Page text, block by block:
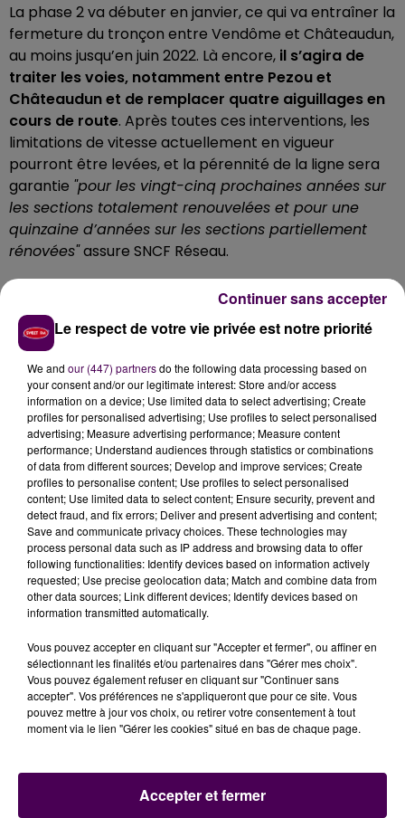
La phase 2 va débuter en janvier, ce qui va entraîner la
fermeture du tronçon entre Vendôme et Châteaudun,
au moins jusqu’en juin 2022. Là encore, il s’agira de
traiter les voies, notamment entre Pezou et
Châteaudun et de remplacer quatre aiguillages en
cours de route. Après toutes ces interventions, les
limitations de vitesse actuellement en vigueur
pourront être levées, et la pérennité de la ligne sera
garantie "pour les vingt-cinq prochaines années sur
les sections totalement renouvelées et pour une
quinzaine d’années sur les sections partiellement
rénovées"assure SNCF Réseau.
SUBSTITUTION PAR AUTOCARS POUR
LES USAGERS
Aucun train ne circulera sur cet axe jusqu’à l’été 2022.
Un plan de desserte par car sera donc mis en place
par SNCF Voyageurs entre Vendôme et Châteaudun.
Les horaires seront communiqués dans les prochains
d’arrêt, puis sur l’application SNCF Connect à partir de
janvier 2022.Pour rallier Vendôme et Tours, deux
trains allers-retours seront remis en circulation
janvier au 1er juillet 2022.
FRANCE ET LA TOURAINE
Le respect de votre vie privée est notre priorité
We and our (447) partnersdo the following data processing based on
your consent and/or our legitimate interest: Store and/or access
information on a device; Use limited data to select advertising; Create
profiles for personalised advertising; Use profiles to select personalised
advertising; Measure advertising performance; Measure content
performance; Understand audiences through statistics or combinations
of data from different sources; Develop and improve services; Create
profiles to personalise content; Use profiles to select personalised
content; Use limited data to select content; Ensure security, prevent and
detect fraud, and fix errors; Deliver and present advertising and content;
Save and communicate privacy choices. These technologies may
process personal data such as IP address and browsing data to offer
following functionalities: Identify devices based on information actively
requested; Use precise geolocation data; Match and combine data from
other data sources; Link different devices; Identify devices based on
information transmitted automatically.
Vous pouvez accepter en cliquant sur "Accepter et fermer", ou affiner en
sélectionnant les finalités et/ou partenaires dans "Gérer mes choix".
Vous pouvez également refuser en cliquant sur "Continuer sans
accepter". Vos préférences ne s'appliqueront que pour ce site. Vous
pouvez mettre à jour vos choix, ou retirer votre consentement à tout
moment via le lien "Gérer les cookies" situé en bas de chaque page.
Accepter et fermer
Continuer sans accepter